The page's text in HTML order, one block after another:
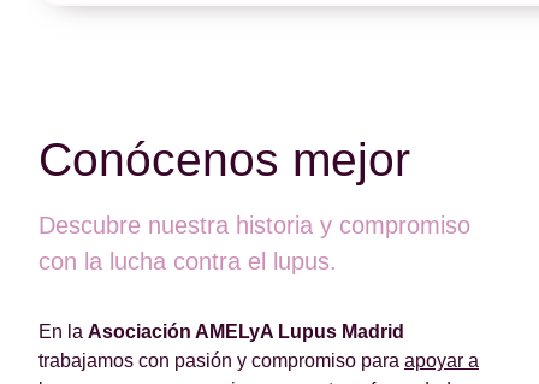
Conócenos mejor
Descubre nuestra historia y compromiso
con la lucha contra el lupus.
En la Asociación AMELyA Lupus Madrid
trabajamos con pasión y compromiso para apoyar a